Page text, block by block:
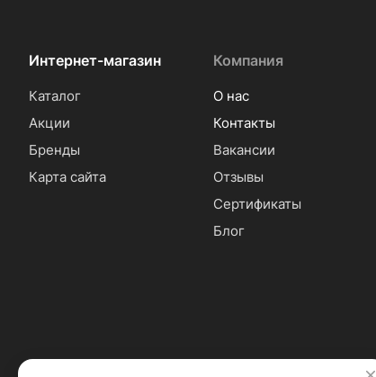
Интернет-магазин
Каталог
Акции
Бренды
Карта сайта
Компания
О нас
Контакты
Вакансии
Отзывы
Сертификаты
Блог